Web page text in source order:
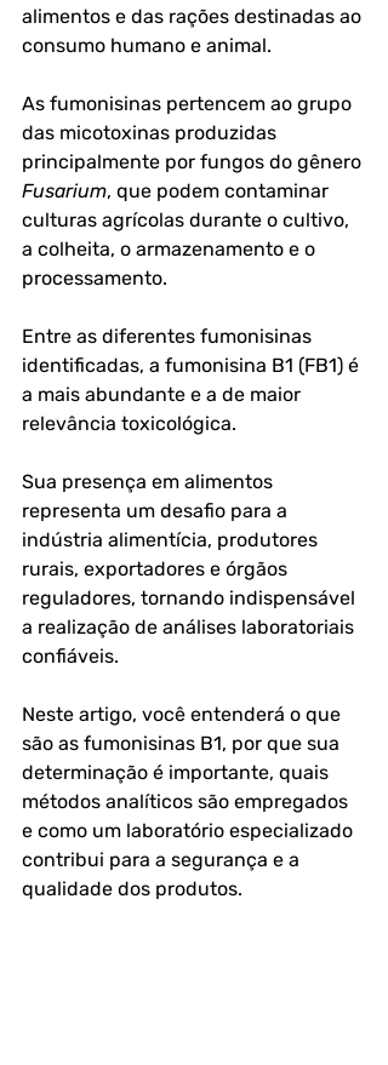
alimentos e das rações destinadas ao
consumo humano e animal.
As fumonisinas pertencem ao grupo
das micotoxinas produzidas
principalmente por fungos do gênero
Fusarium, que podem contaminar
culturas agrícolas durante o cultivo,
a colheita, o armazenamento e o
processamento.
Entre as diferentes fumonisinas
identificadas, a fumonisina B1 (FB1) é
a mais abundante e a de maior
relevância toxicológica.
Sua presença em alimentos
representa um desafio para a
indústria alimentícia, produtores
rurais, exportadores e órgãos
reguladores, tornando indispensável
a realização de análises laboratoriais
confiáveis.
Neste artigo, você entenderá o que
são as fumonisinas B1, por que sua
determinação é importante, quais
métodos analíticos são empregados
e como um laboratório especializado
contribui para a segurança e a
qualidade dos produtos.